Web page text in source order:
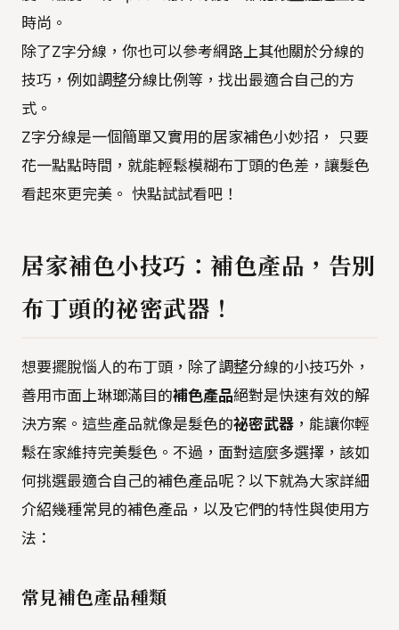
時尚。
除了Z字分線，你也可以參考網路上其他關於分線的
技巧，例如調整分線比例等，找出最適合自己的方
式。
Z字分線是一個簡單又實用的居家補色小妙招， 只要
花一點點時間，就能輕鬆模糊布丁頭的色差，讓髮色
看起來更完美。 快點試試看吧！
居家補色小技巧：補色產品，告別
布丁頭的祕密武器！
想要擺脫惱人的布丁頭，除了調整分線的小技巧外，
善用市面上琳瑯滿目的補色產品絕對是快速有效的解
決方案。這些產品就像是髮色的祕密武器 ，能讓你輕
鬆在家維持完美髮色。不過，面對這麼多選擇，該如
何挑選最適合自己的補色產品呢？以下就為大家詳細
介紹幾種常見的補色產品，以及它們的特性與使用方
法：
常見補色產品種類